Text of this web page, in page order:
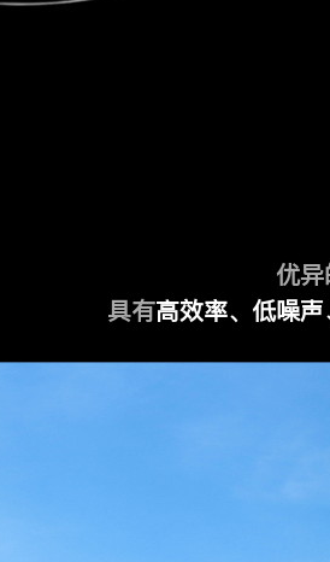
优
具有高效率、低噪